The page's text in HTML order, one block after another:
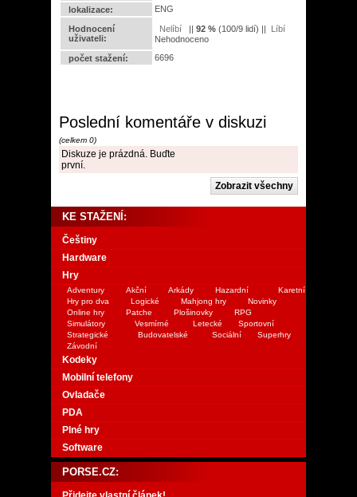
lokalizace:
ENG
Hodnocení
uživateli:
|| 92 % (100/9 lidí) ||
Nehodnoceno
počet stažení:
6696
Poslední komentáře v diskuzi
(celkem 0)
Diskuze je prázdná. Buďte
první.
KE STAŽENÍ:
Češtiny
Hardware
Hry
Adventury Akční Arkády Hazardní
Karetní
Hry pro dva
Logické Mahjong hry
Novinky
Online hry
Patche Plošinovky
RPG
Simulátory
Vesmírné Letecké
Sportovní
Strategické
Budovatelské Sociální
Superhry
Závodní
Kodeky
Mobilní telefony
Ovladače
PDA
Plné hry
Software
PORSE.CZ: